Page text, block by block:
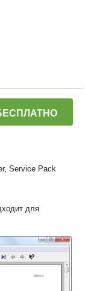
Service Pack
для